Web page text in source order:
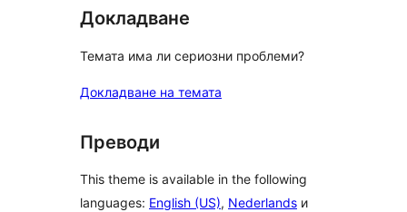
Докладване
Темата има ли сериозни проблеми?
Докладване на темата
Преводи
This theme is available in the following
languages: English (US), Nederlands и